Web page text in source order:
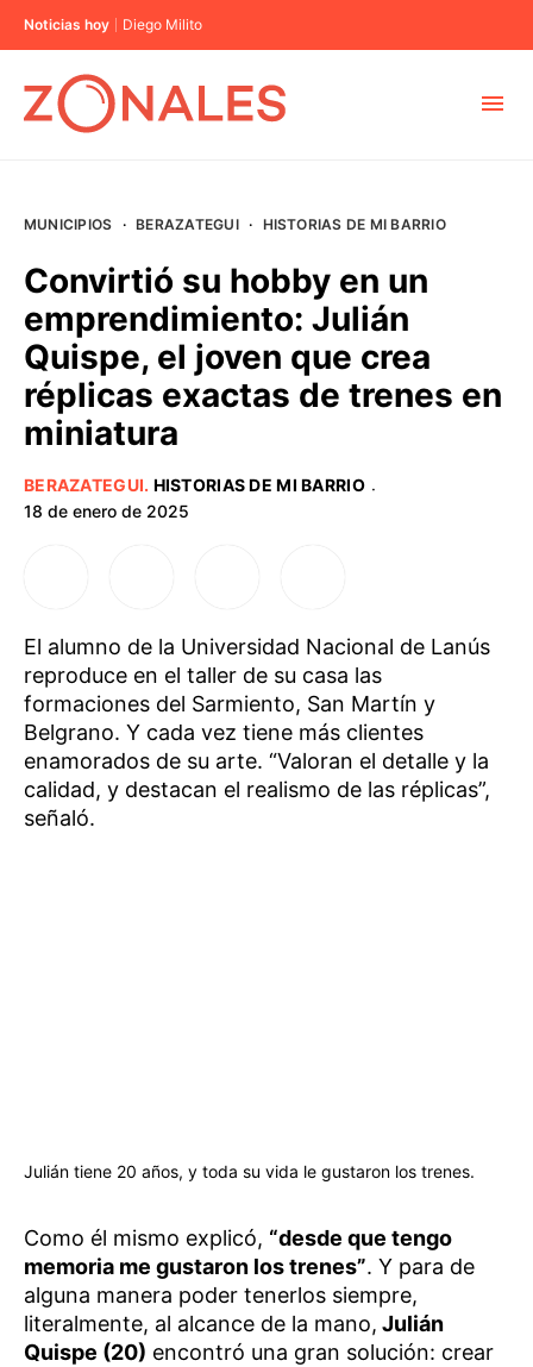
Noticias hoy Diego Milito
BUENOS AIRES
PROVINCIAS
MUNICIPIOS · BERAZATEGUI · HISTORIAS DE MI BARRIO
Convirtió su hobby en un
emprendimiento: Julián
Quispe, el joven que crea
réplicas exactas de trenes en
miniatura
BERAZATEGUI. HISTORIAS DE MI BARRIO ·
18 de enero de 2025
El alumno de la Universidad Nacional de Lanús
reproduce en el taller de su casa las
formaciones del Sarmiento, San Martín y
Belgrano. Y cada vez tiene más clientes
enamorados de su arte. “Valoran el detalle y la
calidad, y destacan el realismo de las réplicas”,
señaló.
Julián tiene 20 años, y toda su vida le gustaron los trenes.
Como él mismo explicó, “desde que tengo
memoria me gustaron los trenes”. Y para de
alguna manera poder tenerlos siempre,
literalmente, al alcance de la mano, Julián
Quispe (20) encontró una gran solución: crear